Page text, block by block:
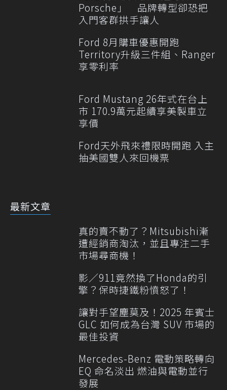
Porsche」 品牌轉型卻恐把
入門客群拱手讓人
Ford 8月購車優惠開跑
Territory升級三件組、Ranger
享零利率
Ford Mustang 26年式在台上
市 170.9萬元起續享美製車立
享價
Ford天外飛來禮限時開跑 入主
抽美國雙人來回機票
最新文章
真的賣不動了？Mitsubishi漸
遭經銷商淘汰，並且專注二手
市場尋商機！
影／911竟然換了Honda的引
擎？保時捷鐵粉憤怒了！
讓對手望塵莫及！2025 年賓士
GLC 如何成為台灣 SUV 市場的
最佳投資
Mercedes-Benz 電動策略轉向
EQ 命名淡出 燃油與電動並行
發展